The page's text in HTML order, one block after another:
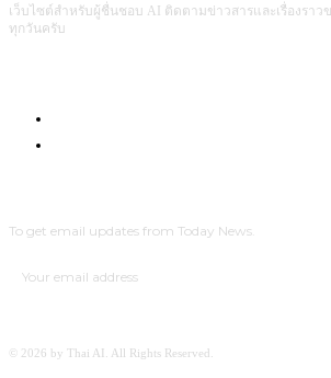
เว็บไซต์สำหรับผู้ชื่นชอบ AI ติดตามข่าวสารและเรื่องราว
ทุกวันครับ
To get email updates from Today News.
© 2026 by Thai AI. All Rights Reserved.